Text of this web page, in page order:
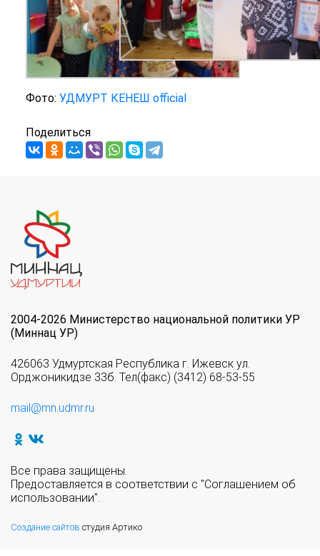
Фото: УДМУРТ КЕНЕШ official
Поделиться
2004-2026 Министерство национальной политики УР
(Миннац УР)
426063 Удмуртская Республика г. Ижевск ул.
Орджоникидзе 33б. Тел(факс) (3412) 68-53-55
mail@mn.udmr.ru
Все права защищены.
Предоставляется в соответствии с "Соглашением об
использовании".
Создание сайтов студия Артико